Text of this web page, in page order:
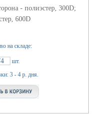
- полиэстер, 300D;
600D
на складе:
шт.
3 - 4 р. дня.